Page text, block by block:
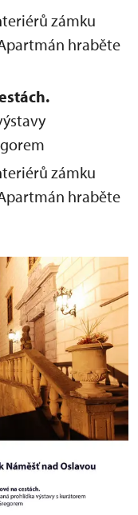
zámku
hraběte
zámku
hraběte